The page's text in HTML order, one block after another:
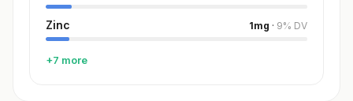
Zinc 1mg · 9% DV
+7 more